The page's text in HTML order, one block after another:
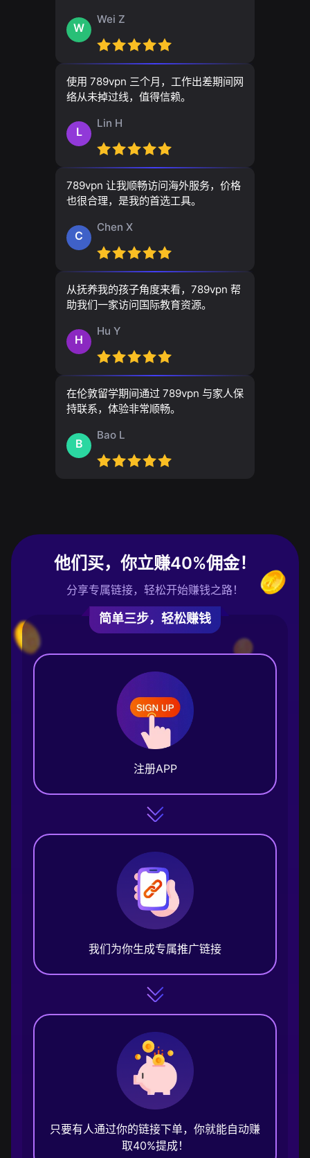
W
Wei Z
使用 789vpn 三个月，工作出差期间网
络从未掉过线，值得信赖。
L
Lin H
789vpn 让我顺畅访问海外服务，价格
也很合理，是我的首选工具。
C
Chen X
从抚养我的孩子角度来看，789vpn 帮
助我们一家访问国际教育资源。
H
Hu Y
在伦敦留学期间通过 789vpn 与家人保
持联系，体验非常顺畅。
B
Bao L
他们买，你立赚40%佣金！
分享专属链接，轻松开始赚钱之路！
简单三步，轻松赚钱
注册APP
我们为你生成专属推广链接
只要有人通过你的链接下单，你就能自动赚
取40%提成！